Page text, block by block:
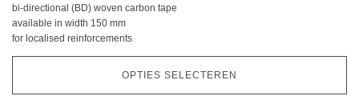
bi-directional (BD) woven carbon tape
available in width 150 mm
for localised reinforcements
OPTIES SELECTEREN
optie
kan
op